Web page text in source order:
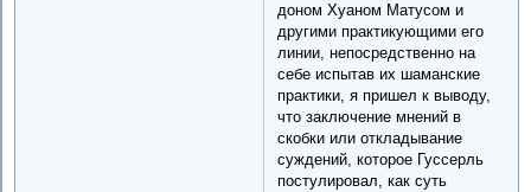
доном Хуаном Матусом и
другими практикующими его
линии, непосредственно на
себе испытав их шаманские
практики, я пришел к выводу,
что заключение мнений в
скобки или откладывание
суждений, которое Гуссерль
постулировал, как суть